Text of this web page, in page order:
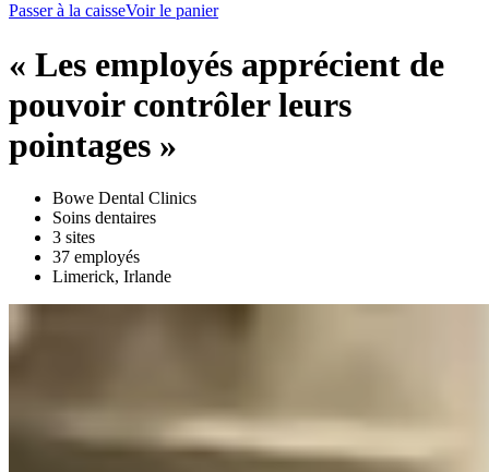
Passer à la caisseVoir le panier
« Les employés apprécient de
pouvoir contrôler leurs
pointages »
Bowe Dental Clinics
Soins dentaires
3 sites
37 employés
Limerick, Irlande